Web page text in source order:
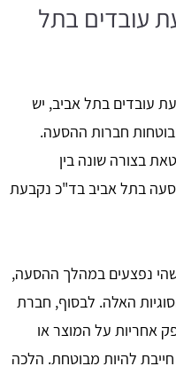
עובדים בתל
עובדים בתל אביב, יש
חברות ההסעה.
בצורה שונה בין
בתל אביב בד"כ נקבעת
נפצעים במהלך ההסעה,
האלה. לבסוף, חברת
אחריות על המוצר או
להיות מבוטחת. הלכה